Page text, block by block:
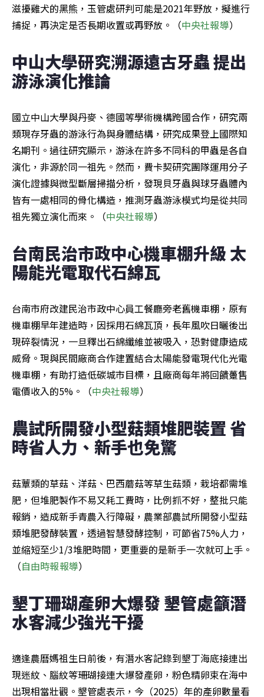
滋擾雞犬的黑熊，玉管處研判可能是2021年野放，擬進行
捕捉，再決定是否長期收置或再野放。（中央社報導）
中山大學研究溯源遠古牙蟲 提出
游泳演化推論
國立中山大學與丹麥、德國等學術機構跨國合作，研究兩
類現存牙蟲的游泳行為與身體結構，研究成果登上國際知
名期刊。過往研究顯示，游泳在許多不同科的甲蟲是各自
演化，非源於同一祖先。然而，費卡契研究團隊運用分子
演化證據與微型斷層掃描分析，發現貝牙蟲與球牙蟲體內
皆有一處相同的骨化構造，推測牙蟲游泳模式均是從共同
祖先獨立演化而來。（中央社報導）
台南民治市政中心機車棚升級 太
陽能光電取代石綿瓦
台南市府改建民治市政中心員工餐廳旁老舊機車棚，原有
機車棚早年建造時，因採用石綿瓦頂，長年風吹日曬後出
現碎裂情況，一旦釋出石綿纖維並被吸入，恐對健康造成
威脅。現與民間廠商合作建置結合太陽能發電現代化光電
機車棚，有助打造低碳城市目標，且廠商每年將回饋躉售
電價收入的5%。（中央社報導）
農試所開發小型菇類堆肥裝置 省
時省人力、新手也免驚
菇蕈類的草菇、洋菇、巴西蘑菇等草生菇類，栽培都需堆
肥，但堆肥製作不易又耗工費時，比例抓不好，整批只能
報銷，造成新手青農入行障礙，農業部農試所開發小型菇
類堆肥發酵裝置，透過智慧發酵控制，可節省75%人力，
並縮短至少1/3堆肥時間，更重要的是新手一次就可上手。
（自由時報報導）
墾丁珊瑚產卵大爆發 墾管處籲潛
水客減少強光干擾
適逢農曆媽祖生日前後，有潛水客記錄到墾丁海底接連出
現迷紋、腦紋等珊瑚接連大爆發產卵，粉色精卵束在海中
出現相當壯觀。墾管處表示，今（2025）年的產卵數量看